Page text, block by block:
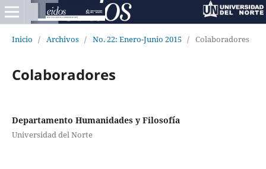
Inicio / Archivos / No. 22: Enero-Junio 2015 / Colaboradores
Colaboradores
Departamento Humanidades y Filosofía
Universidad del Norte